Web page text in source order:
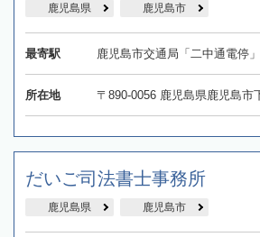
鹿児島県 鹿児島市
最寄駅 鹿児島市交通局「二中通電停
所在地 〒890-0056 鹿児島県鹿児島市
だいご司法書士事務所
鹿児島県 鹿児島市